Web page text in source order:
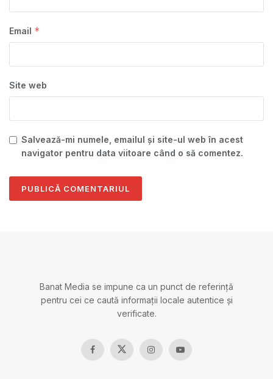
Email *
Site web
Salvează-mi numele, emailul și site-ul web în acest
navigator pentru data viitoare când o să comentez.
Banat Media se impune ca un punct de referință
pentru cei ce caută informații locale autentice și
verificate.